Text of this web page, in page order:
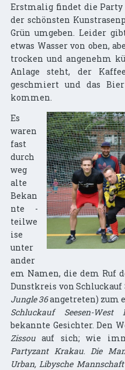
Erstmalig findet die
der schönsten
Grün umgeben. Leider
etwas Wasser von oben,
trocken und angenehm
Anlage steht, der
geschmiert und das
kommen.
Es
waren
fast
durch
weg
alte
Bekan
nte -
teilwe
ise
unter
ander
em Namen, die dem Ruf
Dunstkreis von
Jungle 36angetreten) zum
Schluckauf Seesen-West
bekannte Gesichter. Den
Zissou auf sich; wie
Partyzant Krakau.
Die
Urban, Libysche Mannschaft